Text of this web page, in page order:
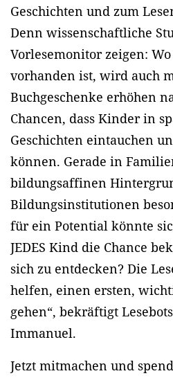
Geschichten und zum
Denn wissenschaftliche
Vorlesemonitor zeigen:
vorhanden ist, wird auch
Buchgeschenke erhöhen
Chancen, dass Kinder in
Geschichten eintauchen
können. Gerade in
bildungsaffinen
Bildungsinstitutionen
für ein Potential könnte
JEDES Kind die Chance
sich zu entdecken? Die
helfen, einen ersten,
gehen“, bekräftigt
Immanuel.
Jetzt mitmachen und